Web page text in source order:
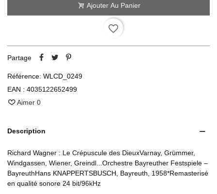
Ajouter Au Panier
favorite_border
Partage
Référence: WLCD_0249
EAN : 4035122652499
Aimer 0
Description
Richard Wagner : Le Crépuscule des DieuxVarnay, Grümmer,
Windgassen, Wiener, Greindl...Orchestre Bayreuther Festspiele –
BayreuthHans KNAPPERTSBUSCH, Bayreuth, 1958*Remasterisé
en qualité sonore 24 bit/96kHz